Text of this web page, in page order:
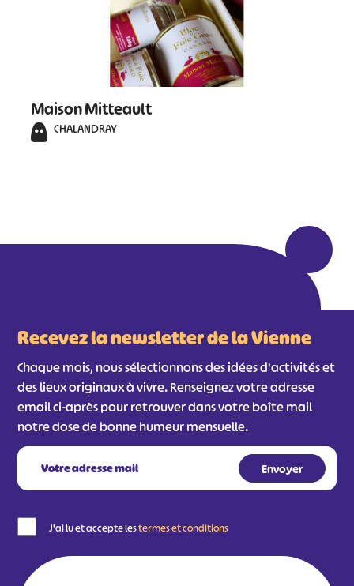
Maison Mitteault
CHALANDRAY
Recevez la newsletter de la Vienne
Chaque mois, nous sélectionnons des idées d'activités et
des lieux originaux à vivre. Renseignez votre adresse
email ci-après pour retrouver dans votre boîte mail
notre dose de bonne humeur mensuelle.
J'ai lu et accepte lestermes et conditions